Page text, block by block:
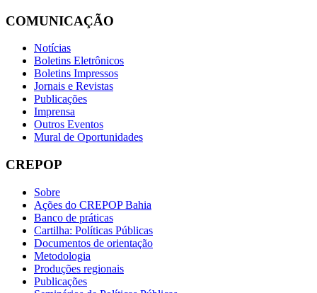
COMUNICAÇÃO
Notícias
Boletins Eletrônicos
Boletins Impressos
Jornais e Revistas
Publicações
Imprensa
Outros Eventos
Mural de Oportunidades
CREPOP
Sobre
Ações do CREPOP Bahia
Banco de práticas
Cartilha: Políticas Públicas
Documentos de orientação
Metodologia
Produções regionais
Publicações